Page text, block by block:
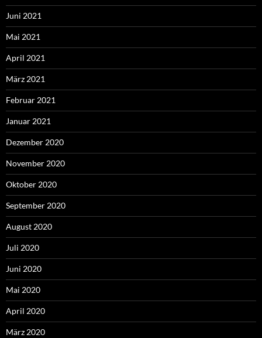
Juni 2021
Mai 2021
April 2021
März 2021
Februar 2021
Januar 2021
Dezember 2020
November 2020
Oktober 2020
September 2020
August 2020
Juli 2020
Juni 2020
Mai 2020
April 2020
März 2020